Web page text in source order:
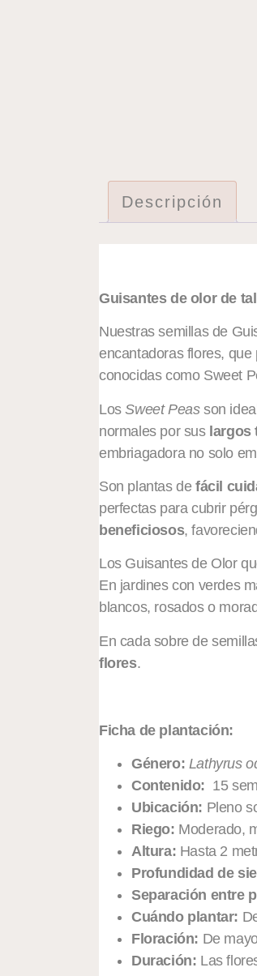
Descripción
Guisantes de olor de
Nuestras semillas de
encantadoras flores,
conocidas como Sweet
LosSweet Peasson
normales por sus largos
embriagadora no solo
Son plantas de fácil
perfectas para cubrir
beneficiosos,
Los Guisantes de Olor
En jardines con verdes
blancos, rosados o
En cada sobre de
flores.
Ficha de plantación:
Género: Lathyrus
Contenido: 15
Ubicación: Pleno
Riego: Moderado,
Altura: Hasta 2
Profundidad de
Separación entre
Cuándo plantar:
Floración: De
Duración: Las